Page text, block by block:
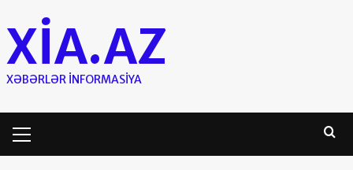
to
content
XIA.AZ
XƏBƏRLƏR INFORMASIYA
Menu